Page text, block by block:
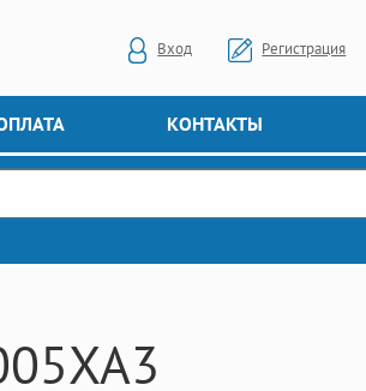
Вход Регистрация
КОНТАКТЫ